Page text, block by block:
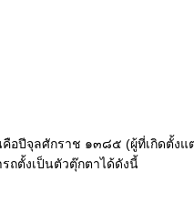
อปีจุลศักราช ๑๓๘๕ (ผู้ที่เกิดตั้
ถตั้งเป็นตัวตุ๊กตาได้ดังนี้